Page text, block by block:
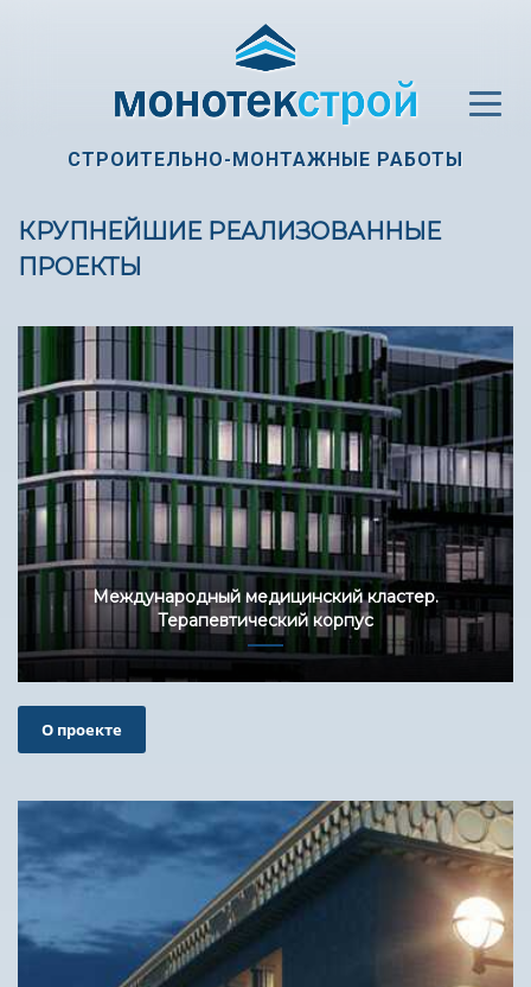
СТРОИТЕЛЬНО-МОНТАЖНЫЕ РАБОТЫ
КРУПНЕЙШИЕ РЕАЛИЗОВАННЫЕ
ПРОЕКТЫ
Международный медицинский кластер.
Терапевтический корпус
О проекте